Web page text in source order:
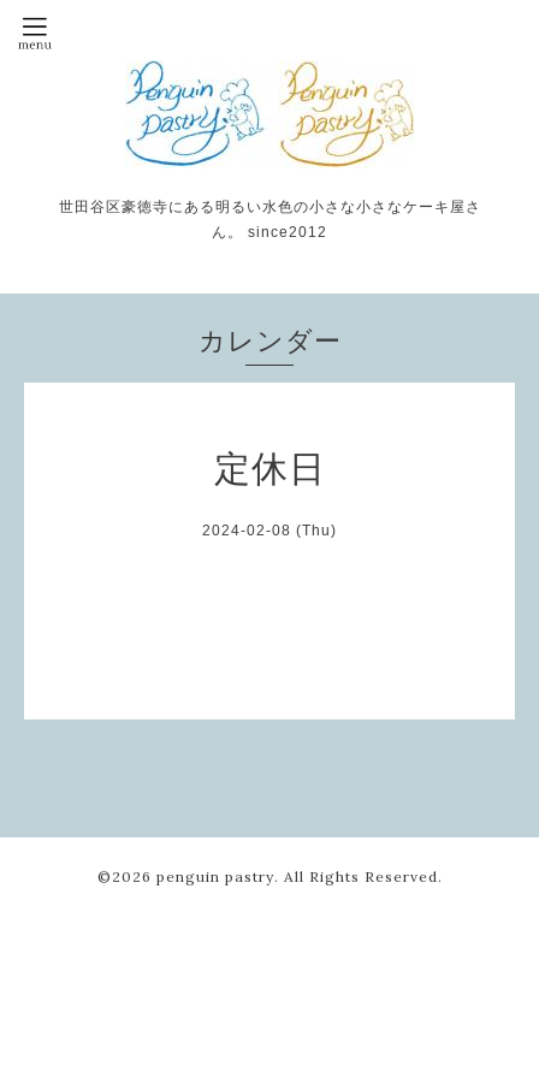
世田谷区豪徳寺にある明るい水色の小さな小さなケーキ屋さ
ん。 since2012
カレンダー
定休日
2024-02-08 (Thu)
©2026 penguin pastry. All Rights Reserved.